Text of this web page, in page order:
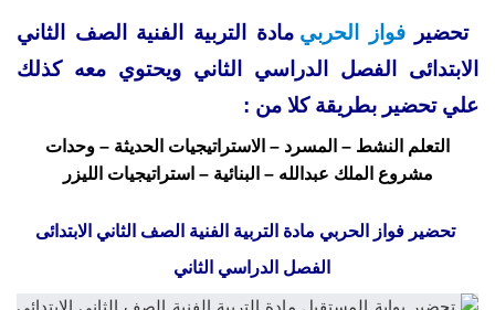
تحضيرفواز الحربي مادة التربية الفنية الصف الثاني
الابتدائى الفصل الدراسي الثاني ويحتوي معه كذلك
علي تحضير بطريقة كلا من :
التعلم النشط – المسرد – الاستراتيجيات الحديثة – وحدات
مشروع الملك عبدالله – البنائية – استراتيجيات الليزر
تحضير فواز الحربي مادة التربية الفنية الصف الثاني الابتدائى
الفصل الدراسي الثاني